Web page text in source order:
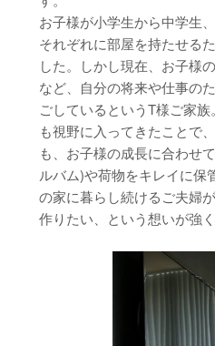
お子様が小学生から中学生
それぞれに部屋を持たせる
した。しかし現在、お子様
など、自分の将来や仕事の
ごしているというT様ご家
も視野に入ってきたことで
も、お子様の成長に合わせ
ルバム)や荷物をキレイに保
の家に暮らし続けるご夫婦
作りたい、という想いが強